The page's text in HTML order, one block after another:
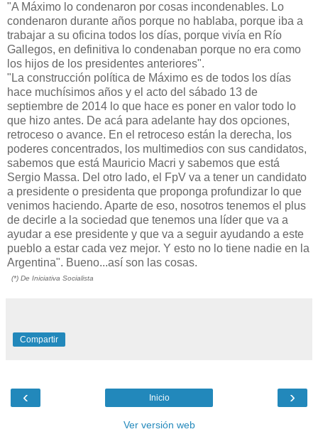
"A Máximo lo condenaron por cosas incondenables. Lo
condenaron durante años porque no hablaba, porque iba a
trabajar a su oficina todos los días, porque vivía en Río
Gallegos, en definitiva lo condenaban porque no era como
los hijos de los presidentes anteriores".
"La construcción política de Máximo es de todos los días
hace muchísimos años y el acto del sábado 13 de
septiembre de 2014 lo que hace es poner en valor todo lo
que hizo antes. De acá para adelante hay dos opciones,
retroceso o avance. En el retroceso están la derecha, los
poderes concentrados, los multimedios con sus candidatos,
sabemos que está Mauricio Macri y sabemos que está
Sergio Massa. Del otro lado, el FpV va a tener un candidato
a presidente o presidenta que proponga profundizar lo que
venimos haciendo. Aparte de eso, nosotros tenemos el plus
de decirle a la sociedad que tenemos una líder que va a
ayudar a ese presidente y que va a seguir ayudando a este
pueblo a estar cada vez mejor. Y esto no lo tiene nadie en la
Argentina". Bueno...así son las cosas.
(*) De Iniciativa Socialista
Compartir
‹ ›
Inicio
Ver versión web